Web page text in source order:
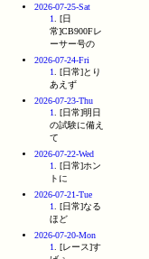
2026-07-25-Sat
1
. [日
常]CB900Fレ
ーサー号の
2026-07-24-Fri
1
. [日常]とり
あえず
2026-07-23-Thu
1
. [日常]明日
の試験に備え
て
2026-07-22-Wed
1
. [日常]ホン
トに
2026-07-21-Tue
1
. [日常]なる
ほど
2026-07-20-Mon
1
. [レース]す